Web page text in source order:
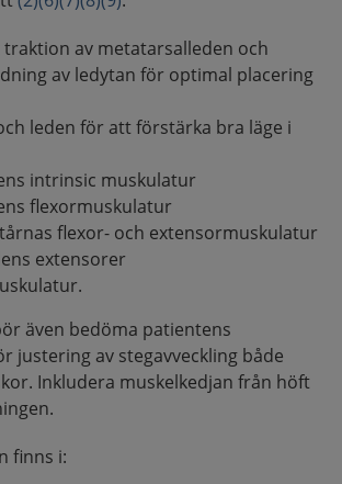
av metatarsalleden och
av ledytan för optimal placering
leden för att förstärka bra läge i
intrinsic muskulatur
flexormuskulatur
flexor- och extensormuskulatur
extensorer
även bedöma patientens
justering av stegavveckling både
Inkludera muskelkedjan från höft
finns i: